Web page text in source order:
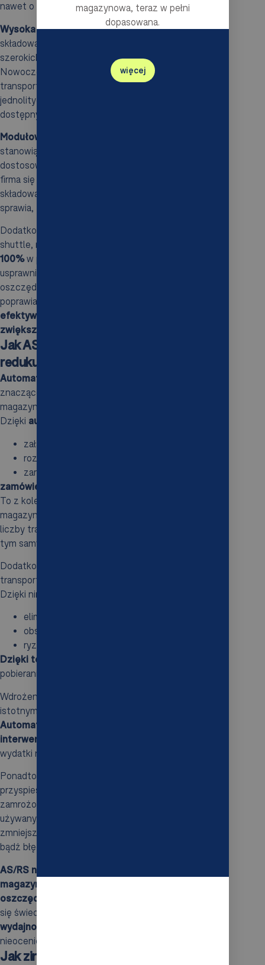
nawet o
Wysoka gęstość upakowaniawynika z bliskiego
składowania towarów, co eliminuje konieczność
szerokich korytarzy dla wózków widłowych.
Nowoczesne rozwiązania akumulacyjne i
transportowe umożliwiają zestawianie palet w
jednolitych kanałach, co maksymalizuje liczbę
dostępnych miejsc na palety.
Modułowość i elastyczność systemów AS/RS
stanowią kolejne istotne atuty. Umożliwiają one
dostosowanie oraz rozbudowę systemu w miarę jak
firma się rozwija. Zmiany w aranżacji przestrzeni
składowania wymagają niewielkich inwestycji, co
sprawia, że takie rozwiązania są niezwykle opłacalne.
Dodatkowo, nowoczesne technologie, takie jak wózki
shuttle, mogą podnieść gęstość składowania nawet o
100%w porównaniu do tradycyjnych metod. Takie
usprawnienia przynoszą korzyści w postaci
oszczędności na wynajmie powierzchni, a także
poprawiają przepływ towarów. W efekcie,
efektywność procesów logistycznych znacznie się
zwiększa
Jak AS/RS poprawia wydajność i
redukuje koszty operacyjne?
Automatyczny System Składowania i Pobierania
znacząco wpływa na efektywność funkcjonowania
magazynów oraz redukcję kosztów operacyjnych.
Dzięki automatyzacji procesów
załadunek,
rozładunek,
zarządzanie zapasami,
zamówienia mogą być realizowane błyskawicznie
To z kolei zwiększa ogólną przepustowość
magazynów, co skutkuje możliwością obsługi większej
liczby transakcji w krótszym czasie, przyspieszając
tym samym
Dodatkowo, zastosowanie automatycznych urządzeń
transportowych podnosi efektywność operacyjną.
Dzięki nim:
eliminowane są przestoje,
obsługa towarów staje się znacznie szybsza,
ryzyko pomyłek ludzkich jest ograniczone.
Dzięki temu następuje większa precyzja
pobieraniu i odkładaniu produktów.
Wdrożenie tego systemu wiąże się również z
istotnymi oszczędnościami w zakresie kosztów pracy.
Automatyzacja ogranicza potrzeby dotyczące
interwencji pracowników
wydatki na wynagrodzenia.
Ponadto,
przyspiesza obrót towarów, a także minimalizuje
zamrożony kapitał w asortymencie, który nie jest
używany. Dobrze kontrolowane stany magazynowe
zmniejszają również ryzyko strat z tytułu uszkodzeń
bądź błędów w zamówieniach.
AS/RS nie tylko zwiększa efektywność operacyjną
magazynów, ale także przynosi znaczne
oszczędności.
się świecie biznesowym, gdzie
wydajność są kluczowe
nieocenionym wsparciem.
Jak zintegrować AS/RS z
magazynowa, teraz w pełni
dopasowana.
więcej